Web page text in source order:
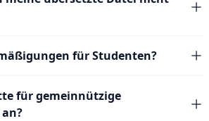
für Studenten?
für gemeinnützige